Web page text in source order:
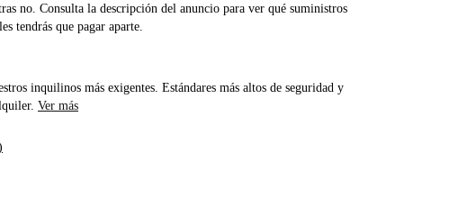
no. Consulta la descripción del anuncio para ver qué suministros
tendrás que pagar aparte.
inquilinos más exigentes. Estándares más altos de seguridad y
Ver más